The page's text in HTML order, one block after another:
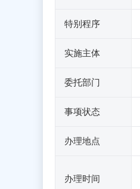
特别程序
实施主体
委托部门
事项状态
办理地点
办理时间